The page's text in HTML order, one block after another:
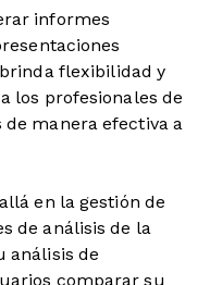
informes
flexibilidad y
los profesionales de
manera efectiva a
en la gestión de
de análisis de la
análisis de
comparar su